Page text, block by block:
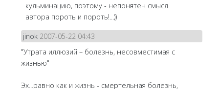
кульминацию, поэтому - непонятен смысл
автора пороть и пороть!...))
jinok 2007-05-22 04:43
"Утрата иллюзий – болезнь, несовместимая с
жизнью"
Эх...равно как и жизнь - смертельная болезнь,